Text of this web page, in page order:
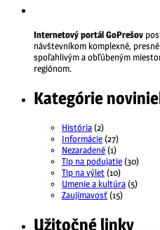
Internetový portál GoPrešov
návštevníkom komplexné,
spoľahlivým a obľúbeným
regiónom.
Kategórie
História(2)
Informácie(27)
Nezaradené(1)
Tip na podujatie(30)
Tip na výlet(10)
Umenie a kultúra(5)
Zaujímavosť(15)
Užitočné linky